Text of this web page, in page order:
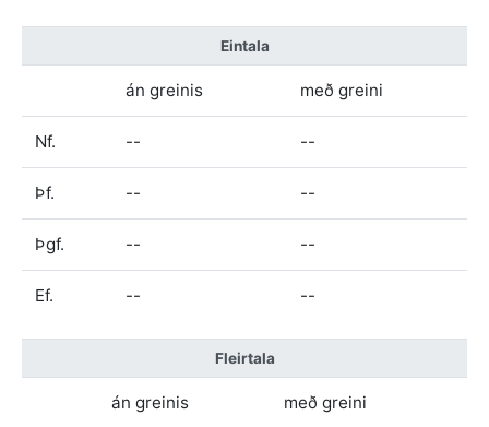
Eintala
án greinis með greini
Nf. -- --
Þf. -- --
Þgf. -- --
Ef. -- --
Fleirtala
án greinis með greini